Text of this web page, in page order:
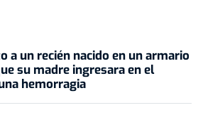
a un recién nacido en un armario
su madre ingresara en el
hemorragia